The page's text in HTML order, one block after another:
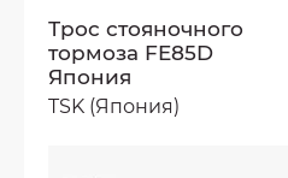
Трос стояночного
тормоза FE85D
Япония
TSK (Япония)